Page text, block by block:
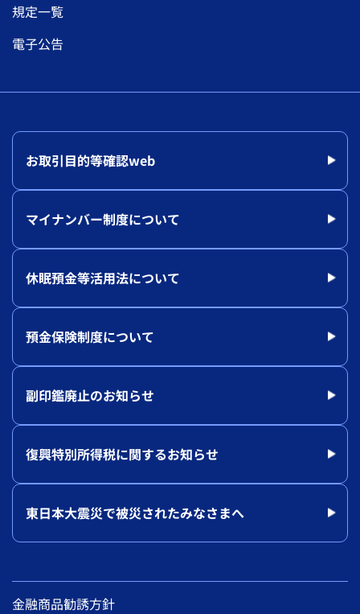
規定一覧
電子公告
お取引目的等確認web
マイナンバー制度について
休眠預金等活用法について
預金保険制度について
副印鑑廃止のお知らせ
復興特別所得税に関するお知らせ
東日本大震災で被災されたみなさまへ
金融商品勧誘方針